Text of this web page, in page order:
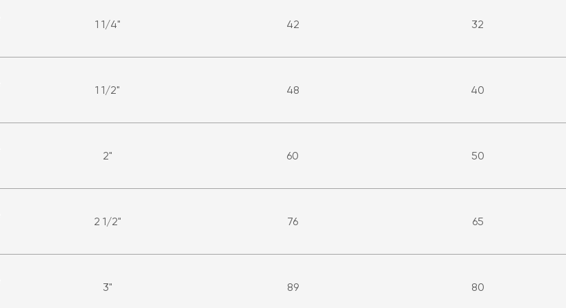
1 1/4" 42 32
1 1/2" 48 40
2" 60 50
2 1/2" 76 65
3" 89 80